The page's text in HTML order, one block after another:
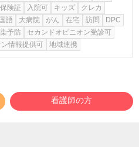
険証 入院可 キッズ
クレカ
語 大病院 がん 在宅 訪問
DPC
予防
セカンドオピニオン受診可
情報提供可
地域連携
看護師の方